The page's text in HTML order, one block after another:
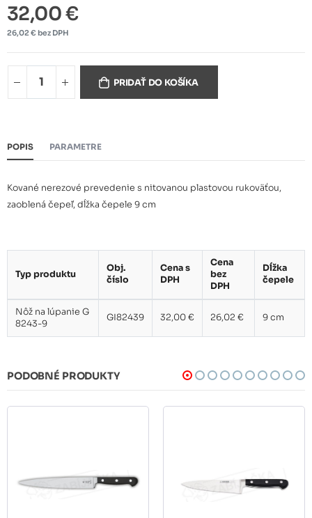
32,00 €
26,02 € bez DPH
PRIDAŤ DO KOŠÍKA
POPIS PARAMETRE
Kované nerezové prevedenie s nitovanou plastovou rukoväťou,
zaoblená čepeľ, dĺžka čepele 9 cm
Typ produktu
Obj.
číslo
Cena s
DPH
Cena
bez
DPH
Dĺžka
čepele
Nôž na lúpanie G
8243-9
GI82439 32,00 € 26,02 € 9 cm
PODOBNÉ PRODUKTY